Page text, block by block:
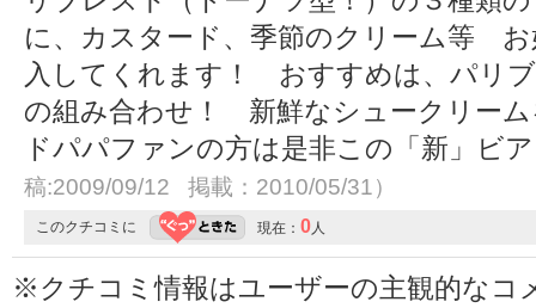
に、カスタード、季節のクリーム等
入してくれます！ おすすめは、パリ
の組み合わせ！ 新鮮なシュークリー
ドパパファンの方は是非この「新」ビ
稿:2009/09/12 掲載：2010/05/31）
このクチコミに 現在： 0人
※クチコミ情報はユーザーの主観的なコ